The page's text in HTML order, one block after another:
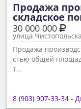
Продажа
складское
30 000 000
улица
Продажа
стью общей
т...
8 (903) 907-33-34 -